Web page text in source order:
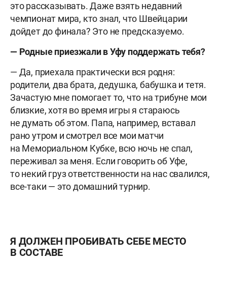
это рассказывать. Даже взять недавний
чемпионат мира, кто знал, что Швейцарии
дойдет до финала? Это не предсказуемо.
— Родные приезжали в Уфу поддержать тебя?
— Да, приехала практически вся родня:
родители, два брата, дедушка, бабушка и тетя.
Зачастую мне помогает то, что на трибуне мои
близкие, хотя во время игры я стараюсь
не думать об этом. Папа, например, вставал
рано утром и смотрел все мои матчи
на Мемориальном Кубке, всю ночь не спал,
переживал за меня. Если говорить об Уфе,
то некий груз ответственности на нас свалился,
все-таки — это домашний турнир.
Я ДОЛЖЕН ПРОБИВАТЬ СЕБЕ МЕСТО
В СОСТАВЕ